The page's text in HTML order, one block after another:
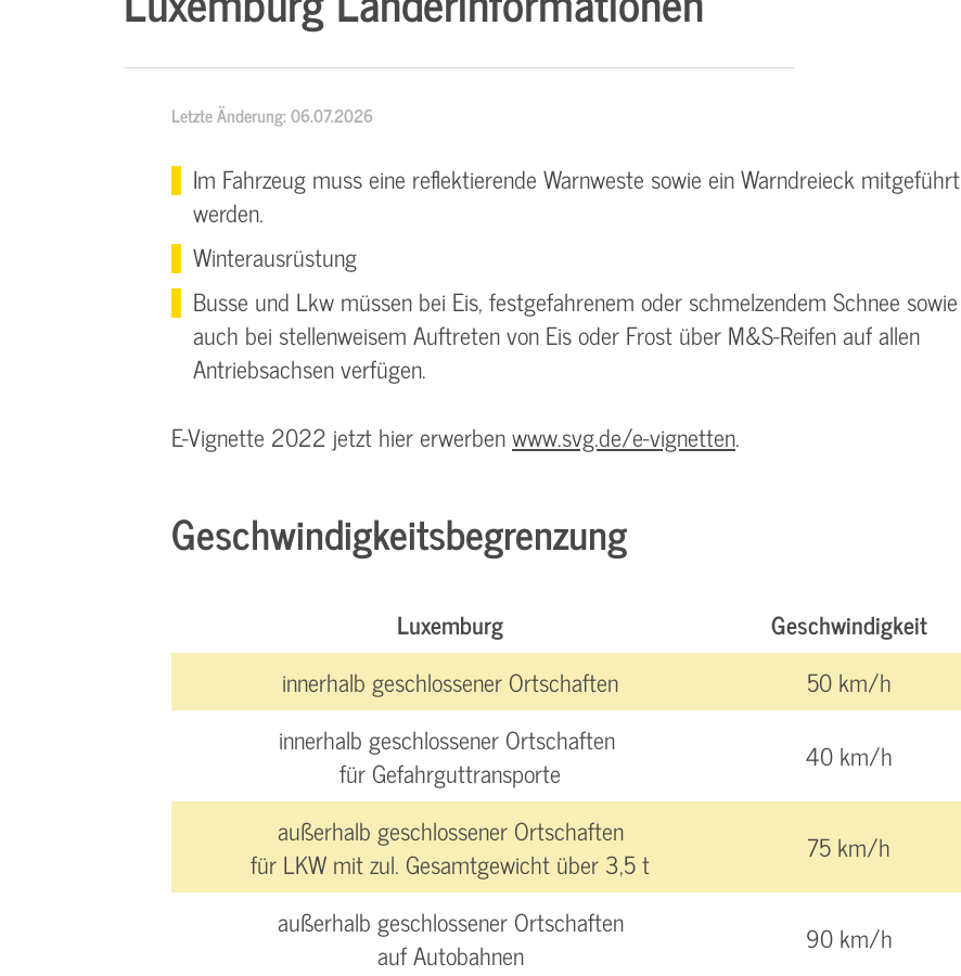
Letzte Änderung: 06.07.2026
Im Fahrzeug muss eine reflektierende Warnweste sowie ein Warndreieck mitgeführt
werden.
Winterausrüstung
Busse und Lkw müssen bei Eis, festgefahrenem oder schmelzendem Schnee sowie
auch bei stellenweisem Auftreten von Eis oder Frost über M&S-Reifen auf allen
Antriebsachsen verfügen.
E-Vignette 2022 jetzt hier erwerbenwww.svg.de/e-vignetten.
Geschwindigkeitsbegrenzung
Luxemburg
Geschwindigkeit
innerhalb geschlossener Ortschaften
50 km/h
innerhalb geschlossener Ortschaften
für Gefahrguttransporte
40 km/h
außerhalb geschlossener Ortschaften
für LKW mit zul. Gesamtgewicht über 3,5 t
75 km/h
außerhalb geschlossener Ortschaften
auf Autobahnen
90 km/h